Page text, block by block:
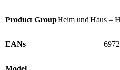
Product GroupHeim und Haus –
EANs
Model